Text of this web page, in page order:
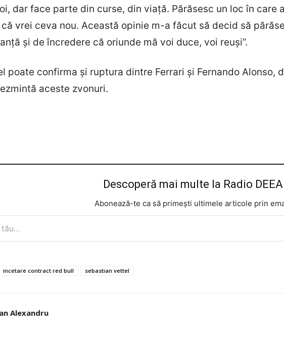
dar face parte din curse, din viață. Părăsesc un loc în
vrei ceva nou. Această opinie m-a făcut să decid să
și de încredere că oriunde mă voi duce, voi reuși”.
poate confirma și ruptura dintre Ferrari și Fernando Alonso,
aceste zvonuri.
Descoperă mai multe la Radio DEEA
Abonează-te ca să primești ultimele articole prin
incetare contract red bull sebastian vettel
Alexandru